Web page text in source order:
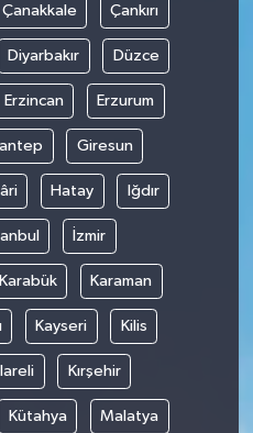
Çanakkale Çankırı
Diyarbakır Düzce
Erzincan Erzurum
Giresun
Hatay Iğdır
İzmir
Karabük Karaman
Kayseri Kilis
Kırşehir
Kütahya Malatya